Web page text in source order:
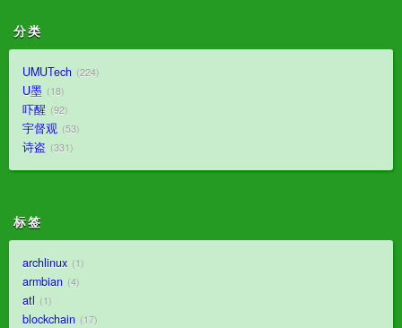
分类
UMUTech 224
U墨 18
吓醒 92
宇督观 53
诗盗 331
标签
archlinux 1
armbian 4
atl 1
blockchain 17